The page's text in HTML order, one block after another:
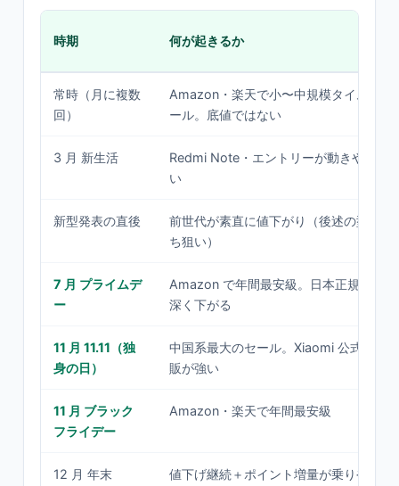
時期 何が起きるか
常時（月に複数
回）
Amazon・楽天で小〜中規模タイムセ
ール。底値ではない
3 月 新生活
Redmi Note・エントリーが動きやす
い
新型発表の直後
前世代が素直に値下がり（後述の型落
ち狙い）
7 月 プライムデ
ー
Amazon で年間最安級。日本正規版が
深く下がる
11 月 11.11（独
身の日）
中国系最大のセール。Xiaomi 公式直
販が強い
11 月 ブラック
フライデー
Amazon・楽天で年間最安級
12 月 年末
値下げ継続＋ポイント増量が乗りやす